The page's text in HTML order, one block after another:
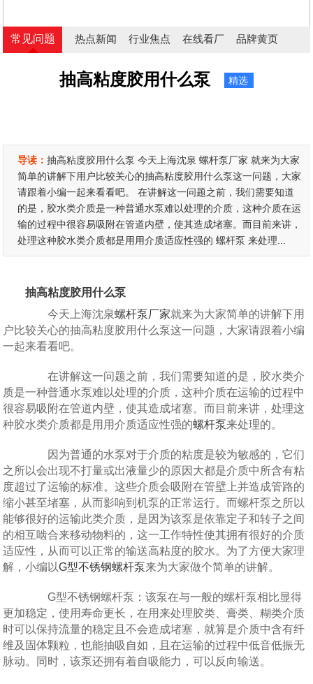
常见问题 热点新闻 行业焦点 在线看厂 品牌黄页
抽高粘度胶用什么泵 精选
导读：抽高粘度胶用什么泵 今天上海沈泉 螺杆泵厂家 就来为大家
简单的讲解下用户比较关心的抽高粘度胶用什么泵这一问题，大家
请跟着小编一起来看看吧。 在讲解这一问题之前，我们需要知道
的是，胶水类介质是一种普通水泵难以处理的介质，这种介质在运
输的过程中很容易吸附在管道内壁，使其造成堵塞。而目前来讲，
处理这种胶水类介质都是用用介质适应性强的 螺杆泵 来处理...
抽高粘度胶用什么泵
今天上海沈泉螺杆泵厂家就来为大家简单的讲解下用
户比较关心的抽高粘度胶用什么泵这一问题，大家请跟着小编
一起来看看吧。
在讲解这一问题之前，我们需要知道的是，胶水类介
质是一种普通水泵难以处理的介质，这种介质在运输的过程中
很容易吸附在管道内壁，使其造成堵塞。而目前来讲，处理这
种胶水类介质都是用用介质适应性强的螺杆泵来处理的。
因为普通的水泵对于介质的粘度是较为敏感的，它们
之所以会出现不打量或出液量少的原因大都是介质中所含有粘
度超过了运输的标准。这些介质会吸附在管壁上并造成管路的
缩小甚至堵塞，从而影响到机泵的正常运行。而螺杆泵之所以
能够很好的运输此类介质，是因为该泵是依靠定子和转子之间
的相互啮合来移动物料的，这一工作特性使其拥有很好的介质
适应性，从而可以正常的输送高粘度的胶水。为了方便大家理
解，小编以G型不锈钢螺杆泵来为大家做个简单的讲解。
G型不锈钢螺杆泵：该泵在与一般的螺杆泵相比显得
更加稳定，使用寿命更长，在用来处理胶类、膏类、糊类介质
时可以保持流量的稳定且不会造成堵塞，就算是介质中含有纤
维及固体颗粒，也能抽吸自如，且在运输的过程中低音低振无
脉动。同时，该泵还拥有着自吸能力，可以反向输送。